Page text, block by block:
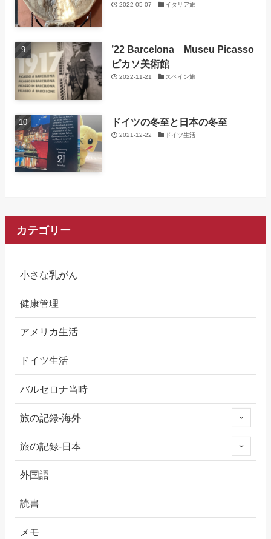
2022-05-07 イタリア旅
’22 Barcelona Museu Picasso
ピカソ美術館
2022-11-21 スペイン旅
ドイツの冬至と日本の冬至
2021-12-22 ドイツ生活
カテゴリー
小さな乳がん
健康管理
アメリカ生活
ドイツ生活
バルセロナ当時
旅の記録-海外
旅の記録-日本
外国語
読書
メモ